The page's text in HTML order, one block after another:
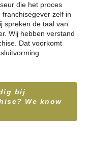
die het proces
zelf in
spreken de taal van
Wij hebben verstand
Dat voorkomt
bij
We know